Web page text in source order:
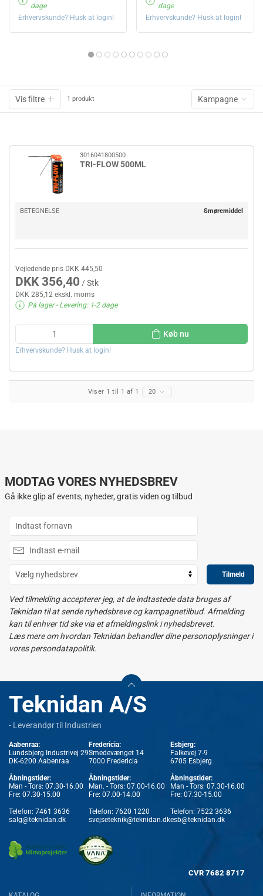
dage
Erhvervskunde? Husk at login!
dage
Erhvervskunde? Husk at login!
Vis filtre 1 produkt Kampagne
3016041800500
TRI-FLOW 500ML
BETEGNELSE Smøremiddel
Vejledende pris DKK 445,50
DKK 356,40 / Stk
DKK 285,12 ekskl. moms
På lager- Levering: 1-2 dage
Køb nu
Erhvervskunde? Husk at login!
Viser 1 til 1 af 1 20
MODTAG VORES NYHEDSBREV
Gå ikke glip af events, nyheder, gratis viden og tilbud
Tilmeld
Ved tilmelding accepterer jeg, at de indtastede data bruges af
Teknidan til at sende nyhedsbreve og kampagnetilbud. Afmelding
kan til enhver tid ske via et afmeldingslink i nyhedsbrevet.
Læs mere om hvordan Teknidan behandler dine personoplysninger i
vores persondatapolitik.
Teknidan A/S
- Leverandør til Industrien
Aabenraa:
Lundsbjerg Industrivej 29
DK-6200 Aabenraa
Åbningstider:
Man - Tors: 07.30-16.00
Fre: 07.30-15.00
Telefon: 7461 3636
salg@teknidan.dk
Fredericia:
Smedevænget 14
7000 Fredericia
Åbningstider:
Man. - Tors: 07.00-16.00
Fre: 07.00-14.00
Telefon: 7620 1220
svejseteknik@teknidan.dk
Esbjerg:
Falkevej 7-9
6705 Esbjerg
Åbningstider:
Man - Tors: 07.30-16.00
Fre: 07.30-15.00
Telefon: 7522 3636
esb@teknidan.dk
CVR 7682 8717